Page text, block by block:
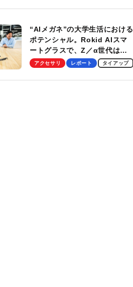
性がグッド！
“AIメガネ”の大学生活における
ポテンシャル。Rokid AIスマ
ートグラスで、Z／α世代は何
を見る？ 現役学生起業家、そ
【PR】
アクセサリ レポート タイアップ